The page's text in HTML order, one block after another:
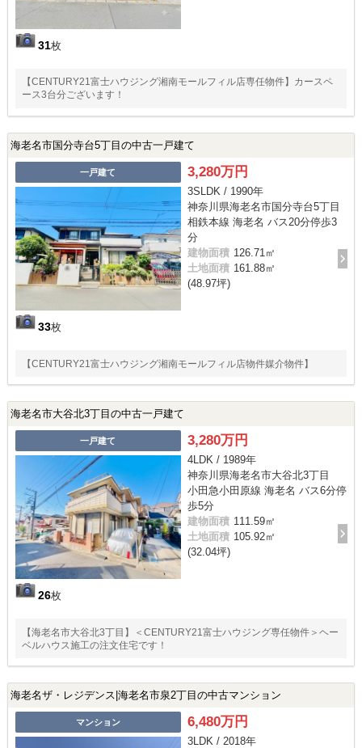
31枚
【CENTURY21富士ハウジング湘南モールフィル店専任物件】カースペ
ース3台分ございます！
海老名市国分寺台5丁目の中古一戸建て
一戸建て
33枚
3,280万円
3SLDK / 1990年
神奈川県海老名市国分寺台5丁目
相鉄本線 海老名 バス20分停歩3
分
建物面積 126.71㎡
土地面積 161.88㎡
(48.97坪)
【CENTURY21富士ハウジング湘南モールフィル店物件媒介物件】
海老名市大谷北3丁目の中古一戸建て
一戸建て
26枚
3,280万円
4LDK / 1989年
神奈川県海老名市大谷北3丁目
小田急小田原線 海老名 バス6分停
歩5分
建物面積 111.59㎡
土地面積 105.92㎡
(32.04坪)
【海老名市大谷北3丁目】＜CENTURY21富士ハウジング専任物件＞ヘー
ベルハウス施工の注文住宅です！
海老名ザ・レジデンス|海老名市泉2丁目の中古マンション
マンション 6,480万円
3LDK / 2018年